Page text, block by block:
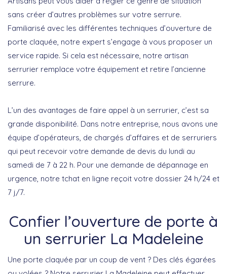
sans créer d’autres problèmes sur votre serrure.
Familiarisé avec les différentes techniques d’ouverture de
porte claquée, notre expert s’engage à vous proposer un
service rapide. Si cela est nécessaire, notre artisan
serrurier remplace votre équipement et retire l’ancienne
serrure.
L’un des avantages de faire appel à un serrurier, c’est sa
grande disponibilité. Dans notre entreprise, nous avons une
équipe d’opérateurs, de chargés d’affaires et de serruriers
qui peut recevoir votre demande de devis du lundi au
samedi de 7 à 22 h. Pour une demande de dépannage en
urgence, notre tchat en ligne reçoit votre dossier 24 h/24 et
7 j/7.
Confier l’ouverture de porte à
un serrurier La Madeleine
Une porte claquée par un coup de vent ? Des clés égarées